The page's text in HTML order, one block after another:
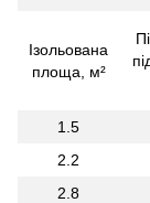
Ізольована
площа, м²
1.5
2.2
2.8